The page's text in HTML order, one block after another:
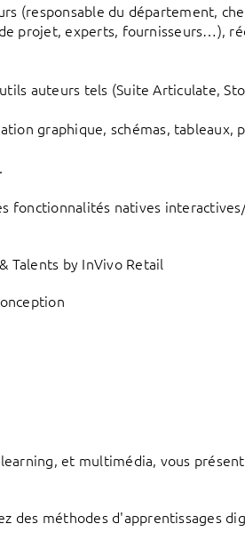
(responsable du département,
projet, experts, fournisseurs…),
auteurs tels (Suite Articulate,
graphique, schémas, tableaux,
fonctionnalités natives
Talents by InVivo Retail
et multimédia, vous
des méthodes d'apprentissages